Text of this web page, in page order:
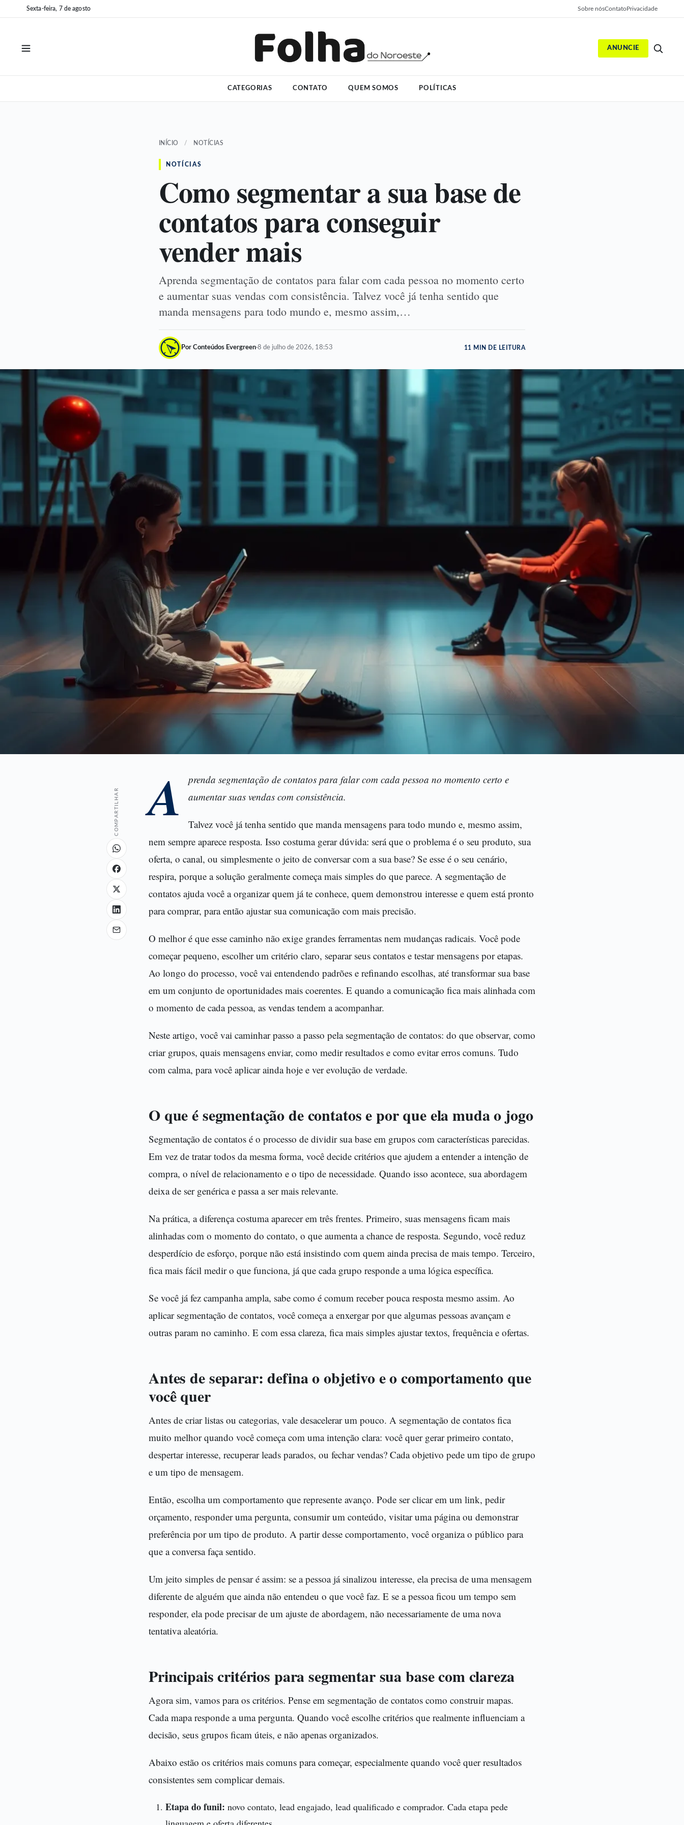
para
para
Sexta-feira, 7 de agosto Sobre nósContatoPrivacidade
ANUNCIE
CATEGORIAS CONTATO QUEM SOMOS POLÍTICAS
INÍCIO / NOTÍCIAS
NOTÍCIAS
Como segmentar a sua base de
contatos para conseguir
vender mais
Aprenda segmentação de contatos para falar com cada pessoa no momento certo
e aumentar suas vendas com consistência. Talvez você já tenha sentido que
manda mensagens para todo mundo e, mesmo assim,…
Por Conteúdos Evergreen·8 de julho de 2026, 18:53 11 MIN DE LEITURA
COMPARTILHAR A
prenda segmentação de contatos para falar com cada pessoa no momento certo e
aumentar suas vendas com consistência.
Talvez você já tenha sentido que manda mensagens para todo mundo e, mesmo assim,
nem sempre aparece resposta. Isso costuma gerar dúvida: será que o problema é o seu produto, sua
oferta, o canal, ou simplesmente o jeito de conversar com a sua base? Se esse é o seu cenário,
respira, porque a solução geralmente começa mais simples do que parece. A segmentação de
contatos ajuda você a organizar quem já te conhece, quem demonstrou interesse e quem está pronto
para comprar, para então ajustar sua comunicação com mais precisão.
O melhor é que esse caminho não exige grandes ferramentas nem mudanças radicais. Você pode
começar pequeno, escolher um critério claro, separar seus contatos e testar mensagens por etapas.
Ao longo do processo, você vai entendendo padrões e refinando escolhas, até transformar sua base
em um conjunto de oportunidades mais coerentes. E quando a comunicação fica mais alinhada com
o momento de cada pessoa, as vendas tendem a acompanhar.
Neste artigo, você vai caminhar passo a passo pela segmentação de contatos: do que observar, como
criar grupos, quais mensagens enviar, como medir resultados e como evitar erros comuns. Tudo
com calma, para você aplicar ainda hoje e ver evolução de verdade.
O que é segmentação de contatos e por que ela muda o jogo
Segmentação de contatos é o processo de dividir sua base em grupos com características parecidas.
Em vez de tratar todos da mesma forma, você decide critérios que ajudem a entender a intenção de
compra, o nível de relacionamento e o tipo de necessidade. Quando isso acontece, sua abordagem
deixa de ser genérica e passa a ser mais relevante.
Na prática, a diferença costuma aparecer em três frentes. Primeiro, suas mensagens ficam mais
alinhadas com o momento do contato, o que aumenta a chance de resposta. Segundo, você reduz
desperdício de esforço, porque não está insistindo com quem ainda precisa de mais tempo. Terceiro,
fica mais fácil medir o que funciona, já que cada grupo responde a uma lógica específica.
Se você já fez campanha ampla, sabe como é comum receber pouca resposta mesmo assim. Ao
aplicar segmentação de contatos, você começa a enxergar por que algumas pessoas avançam e
outras param no caminho. E com essa clareza, fica mais simples ajustar textos, frequência e ofertas.
Antes de separar: defina o objetivo e o comportamento que
você quer
Antes de criar listas ou categorias, vale desacelerar um pouco. A segmentação de contatos fica
muito melhor quando você começa com uma intenção clara: você quer gerar primeiro contato,
despertar interesse, recuperar leads parados, ou fechar vendas? Cada objetivo pede um tipo de grupo
e um tipo de mensagem.
Então, escolha um comportamento que represente avanço. Pode ser clicar em um link, pedir
orçamento, responder uma pergunta, consumir um conteúdo, visitar uma página ou demonstrar
preferência por um tipo de produto. A partir desse comportamento, você organiza o público para
que a conversa faça sentido.
Um jeito simples de pensar é assim: se a pessoa já sinalizou interesse, ela precisa de uma mensagem
diferente de alguém que ainda não entendeu o que você faz. E se a pessoa ficou um tempo sem
responder, ela pode precisar de um ajuste de abordagem, não necessariamente de uma nova
tentativa aleatória.
Principais critérios para segmentar sua base com clareza
Agora sim, vamos para os critérios. Pense em segmentação de contatos como construir mapas.
Cada mapa responde a uma pergunta. Quando você escolhe critérios que realmente influenciam a
decisão, seus grupos ficam úteis, e não apenas organizados.
Abaixo estão os critérios mais comuns para começar, especialmente quando você quer resultados
consistentes sem complicar demais.
Etapa do funil: novo contato, lead engajado, lead qualificado e comprador. Cada etapa pede